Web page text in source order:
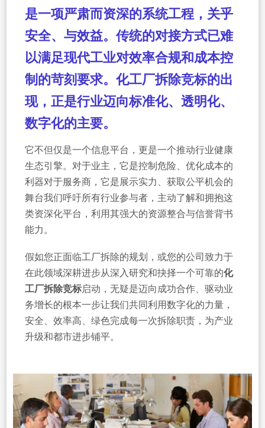
是一项严肃而资深的系统工程，关乎
安全、与效益。传统的对接方式已难
以满足现代工业对效率合规和成本控
制的苛刻要求。 化工厂拆除竞标的出
现，正是行业迈向标准化、透明化、
数字化的主要。
它不但仅是一个信息平台，更是一个推动行业健康
生态引擎。对于业主，它是控制危险、优化成本的
利器对于服务商，它是展示实力、获取公平机会的
舞台我们呼吁所有行业参与者，主动了解和拥抱这
类资深化平台，利用其强大的资源整合与信誉背书
能力。
假如您正面临工厂拆除的规划，或您的公司致力于
在此领域深耕进步从深入研究和抉择一个可靠的化
工厂拆除竞标启动，无疑是迈向成功合作、驱动业
务增长的根本一步让我们共同利用数字化的力量，
安全、效率高、绿色完成每一次拆除职责，为产业
升级和都市进步铺平。